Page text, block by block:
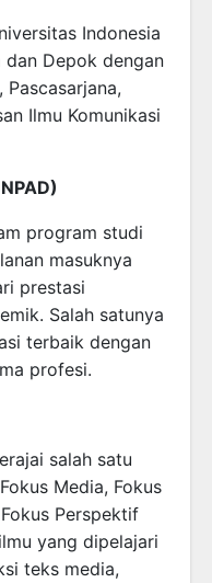
Indonesia
dan Depok dengan
Ilmu Komunikasi
program studi
masuknya
prestasi
Salah satunya
terbaik dengan
profesi.
salah satu
Media, Fokus
Perspektif
yang dipelajari
teks media,